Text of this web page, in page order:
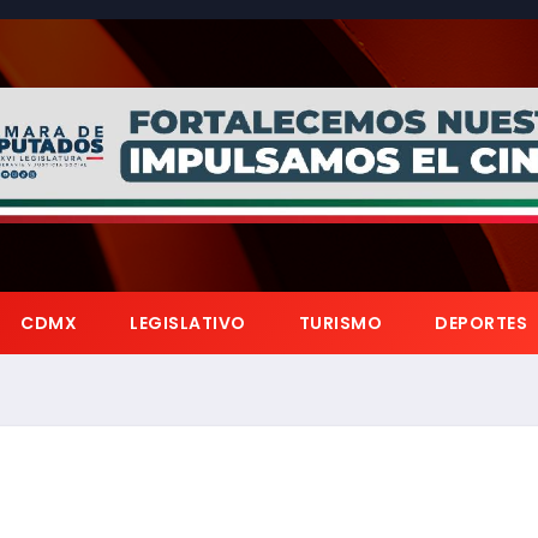
CDMX LEGISLATIVO TURISMO DEPORTES